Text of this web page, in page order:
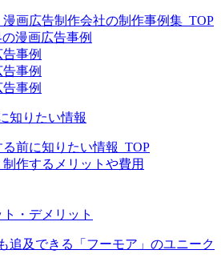
漫画広告制作会社の制作事例集_TOP
漫画広告事例
事例
事例
事例
知りたい情報
前に知りたい情報_TOP
作するメリットや費用
・デメリット
追及できる「フーモア」のユニーク